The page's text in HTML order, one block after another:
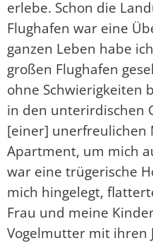
erlebe. Schon die
Flughafen war eine
ganzen Leben habe
großen Flughafen
ohne Schwierigkeiten
in den unterirdischen
[einer] unerfreulichen
Apartment, um mich
war eine trügerische
mich hingelegt,
Frau und meine
Vogelmutter mit ihren